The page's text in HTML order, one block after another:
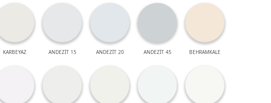
KARBEYAZ ANDEZİT 15 ANDEZİT 20 ANDEZİT 45 BEHRAMKALE